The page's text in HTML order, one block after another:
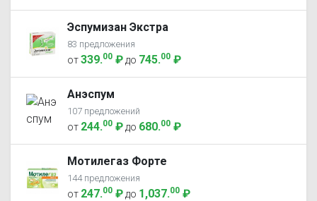
Эспумизан Экстра
83 предложения
от339.00 ₽ до 745.00 ₽
Анэспум
107 предложений
от 244.00 ₽ до 680.00 ₽
Мотилегаз Форте
144 предложения
от 247.00 ₽ до 1,037.00 ₽